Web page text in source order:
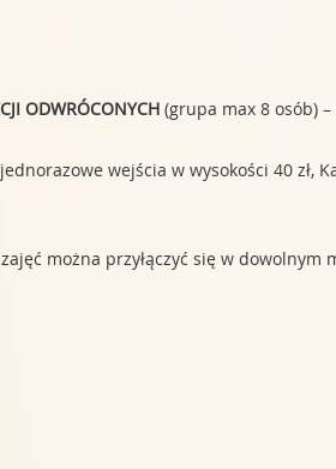
ODWRÓCONYCH (grupa max 8 osób)
wejścia w wysokości 40 zł,
można przyłączyć się w dowolnym